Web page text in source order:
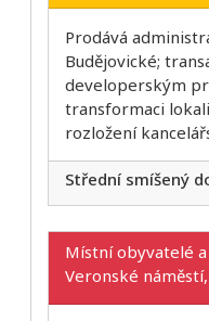
Prodává
Budějovické;
developerským
transformaci
rozložení
Střední smíšený
Místní obyvatelé
Veronské